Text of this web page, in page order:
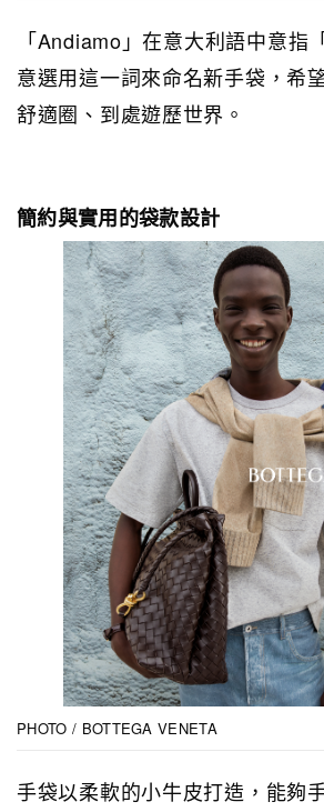
「Andiamo」在意大利語中意指
意選用這一詞來命名新手袋，希
舒適圈、到處遊歷世界。
簡約與實用的袋款設計
PHOTO / BOTTEGA VENETA
手袋以柔軟的小牛皮打造，能夠